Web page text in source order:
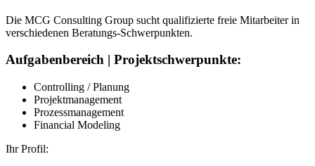
Die MCG Consulting Group sucht qualifizierte freie Mitarbeiter in
verschiedenen Beratungs-Schwerpunkten.
Aufgabenbereich | Projektschwerpunkte:
Controlling / Planung
Projektmanagement
Prozessmanagement
Financial Modeling
Ihr Profil: